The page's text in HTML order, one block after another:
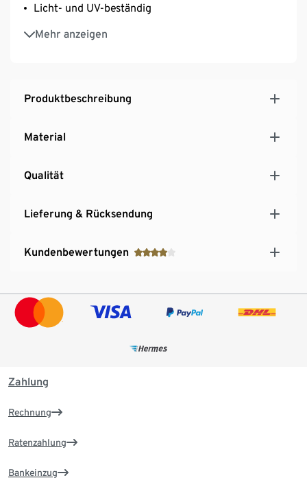
Licht- und UV-beständig
Mehr anzeigen
Einfach die Schutzfolie auf der Spiegelseite
entfernen und nach Belieben anordnen
Produktbeschreibung
Material
Qualität
Lieferung & Rücksendung
Kundenbewertungen
Zahlung
Rechnung
Ratenzahlung
Bankeinzug